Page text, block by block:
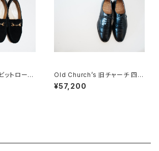
トローフ
Old Church’s 旧チャーチ 四都
市 Consul 60F
¥57,200